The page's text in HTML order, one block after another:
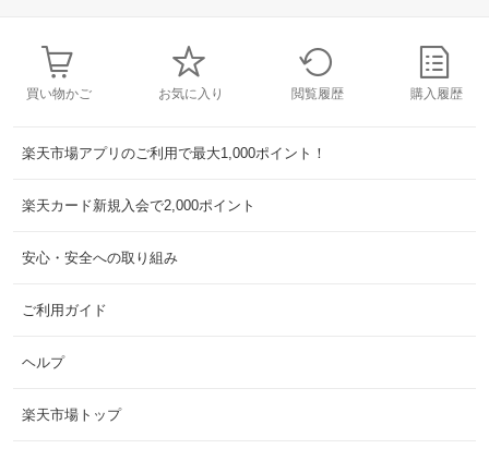
買い物かご お気に入り 閲覧履歴 購入履歴
楽天市場アプリのご利用で最大1,000ポイント！
楽天カード新規入会で2,000ポイント
安心・安全への取り組み
ご利用ガイド
ヘルプ
楽天市場トップ